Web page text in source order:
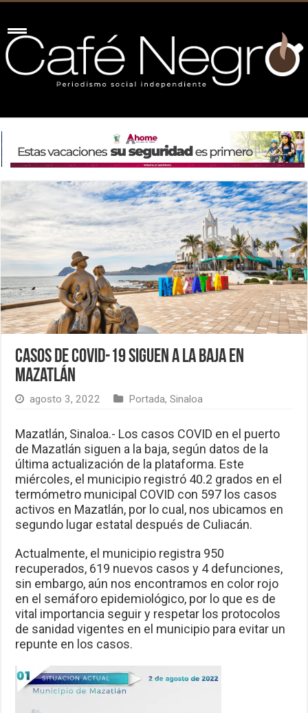
Casos de Covid-19 siguen a la baja en
Mazatlán
agosto 3, 2022 Portada,Sinaloa
Mazatlán, Sinaloa.- Los casos COVID en el puerto
de Mazatlán siguen a la baja, según datos de la
última actualización de la plataforma. Este
miércoles, el municipio registró 40.2 grados en el
termómetro municipal COVID con 597 los casos
activos en Mazatlán, por lo cual, nos ubicamos en
segundo lugar estatal después de Culiacán.
Actualmente, el municipio registra 950
recuperados, 619 nuevos casos y 4 defunciones,
sin embargo, aún nos encontramos en color rojo
en el semáforo epidemiológico, por lo que es de
vital importancia seguir y respetar los protocolos
de sanidad vigentes en el municipio para evitar un
repunte en los casos.